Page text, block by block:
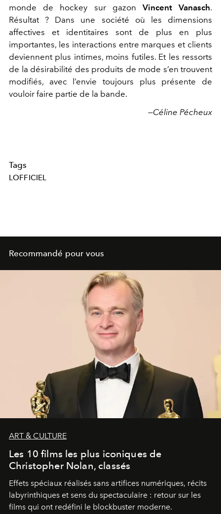
monde de hockey sur gazon Vincent Vanasch.
Résultat ? Dans une société où les dimensions
affectives et identitaires sont de plus en plus
importantes, les interactions entre marques et clients
deviennent plus intimes, moins futiles. Et les ressorts
de la désirabilité des produits de mode s’en trouvent
modifiés, avec l’envie toujours plus présente de
vouloir faire partie de la bande.
—Céline Pécheux
Tags
LOFFICIEL
Recommandé pour vous
ART & CULTURE
Les 10 films les plus iconiques de
Christopher Nolan, classés
Effets spéciaux réalisés sans artifices numériques, récits
labyrinthiques et sens du spectaculaire : retour sur les
films qui ont redéfini le blockbuster moderne.